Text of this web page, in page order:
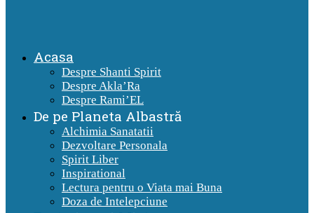
Acasa
Despre Shanti Spirit
Despre Akla’Ra
Despre Rami’EL
De pe Planeta Albastră
Alchimia Sanatatii
Dezvoltare Personala
Spirit Liber
Inspirational
Lectura pentru o Viata mai Buna
Doza de Intelepciune